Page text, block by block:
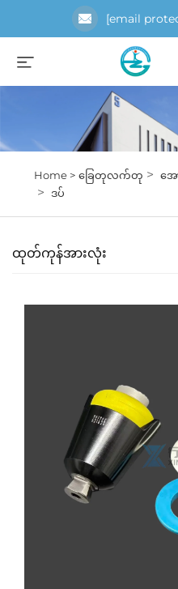
[email
Home > ခြေတုလက်တု > အေ
> ဒပ်
ထုတ်ကုန်အားလုံး